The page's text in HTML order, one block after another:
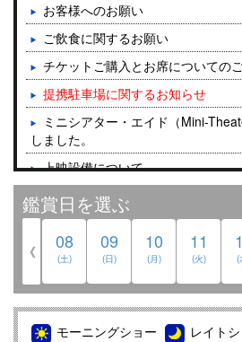
お客様へのお願い
ご飲食に関するお願い
チケットご購入とお席についての
提携駐車場に関するお知らせ
ミニシアター・エイド（Mini-
しました。
上映設備について
鑑賞日を選ぶ
《 08
(土)
09
(日)
10
(月)
11
(火) (
モーニングショー レイト